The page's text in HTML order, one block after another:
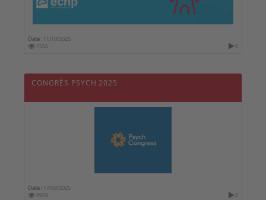
Date : 11/10/2025
7556
0
CONGRÈS PSYCH 2025
Date : 17/09/2025
8950
0